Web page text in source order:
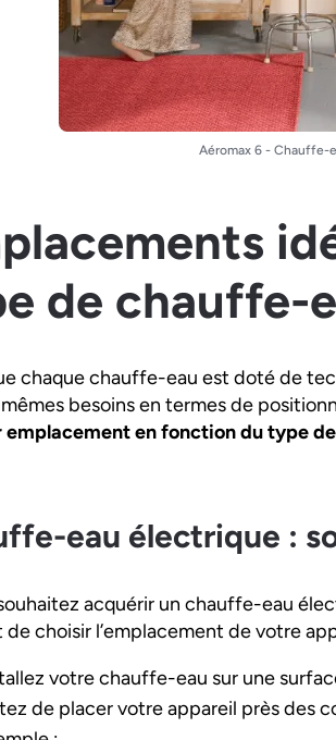
Aéromax 6 - Chauffe-
de chauffe-
chaque chauffe-eau est doté de
besoins en termes de
emplacement en fonction du type
eau électrique :
acquérir un chauffe-eau
de choisir l’emplacement de votre
votre chauffe-eau sur une
de placer votre appareil près des